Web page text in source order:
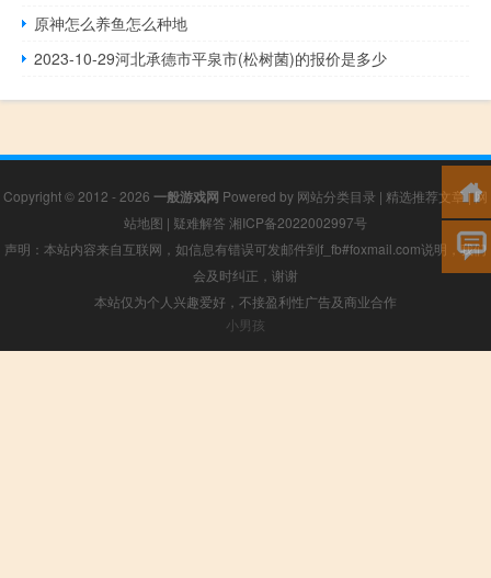
原神怎么养鱼怎么种地
2023-10-29河北承德市平泉市(松树菌)的报价是多少
Copyright © 2012 - 2026 一般游戏网 Powered by 网站分类目录 | 精选推荐文章 |网
站地图 | 疑难解答 湘ICP备2022002997号
声明：本站内容来自互联网，如信息有错误可发邮件到f_fb#foxmail.com说明，我们
会及时纠正，谢谢
本站仅为个人兴趣爱好，不接盈利性广告及商业合作
小男孩